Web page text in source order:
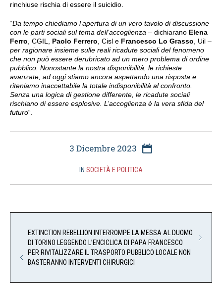
rinchiuse rischia di essere il suicidio.
“Da tempo chiediamo l’apertura di un vero tavolo di discussione
con le parti sociali sul tema dell’accoglienza – dichiarano Elena
Ferro , CGIL, Paolo Ferrero , Cisl e Francesco Lo Grasso , Uil –
per ragionare insieme sulle reali ricadute sociali del fenomeno
che non può essere derubricato ad un mero problema di ordine
pubblico. Nonostante la nostra disponibilità, le richieste
avanzate, ad oggi stiamo ancora aspettando una risposta e
riteniamo inaccettabile la totale indisponibilità al confronto.
Senza una logica di gestione differente, le ricadute sociali
rischiano di essere esplosive. L’accoglienza è la vera sfida del
futuro“.
3 Dicembre 2023
IN SOCIETÀ E POLITICA
EXTINCTION REBELLION INTERROMPE LA MESSA AL DUOMO
DI TORINO LEGGENDO L’ENCICLICA DI PAPA FRANCESCO
PER RIVITALIZZARE IL TRASPORTO PUBBLICO LOCALE NON
BASTERANNO INTERVENTI CHIRURGICI